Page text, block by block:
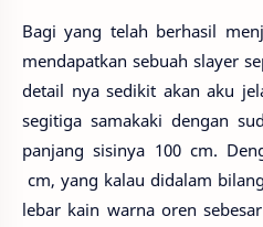
Bagi yang telah berhasil
mendapatkan sebuah slayer
detail nya sedikit akan aku
segitiga samakaki dengan
panjang sisinya 100 cm.
cm, yang kalau didalam
lebar kain warna oren